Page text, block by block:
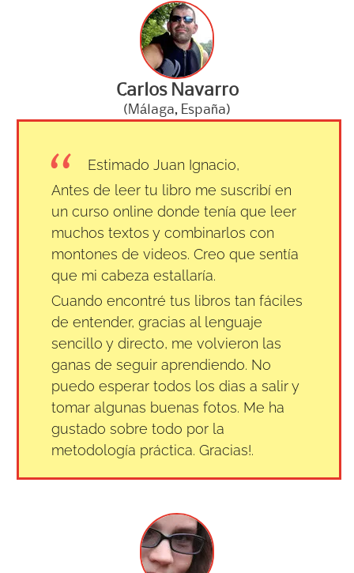
Carlos Navarro
(Málaga, España)
Estimado Juan Ignacio,
Antes de leer tu libro me suscribí en
un curso online donde tenía que leer
muchos textos y combinarlos con
montones de videos. Creo que sentía
que mi cabeza estallaría.
Cuando encontré tus libros tan fáciles
de entender, gracias al lenguaje
sencillo y directo, me volvieron las
ganas de seguir aprendiendo. No
puedo esperar todos los dias a salir y
tomar algunas buenas fotos. Me ha
gustado sobre todo por la
metodología práctica. Gracias!.